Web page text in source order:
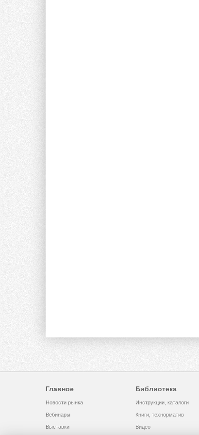
Главное
Новости рынка
Вебинары
Выставки
Библиотека
Инструкции, каталоги
Книги, технорматив
Видео